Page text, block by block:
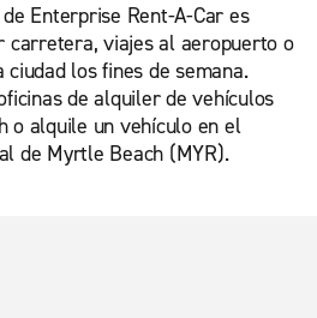
Enterprise Rent-A-Car es
carretera, viajes al aeropuerto o
los fines de semana.
de alquiler de vehículos
o alquile un vehículo en el
de Myrtle Beach (MYR).